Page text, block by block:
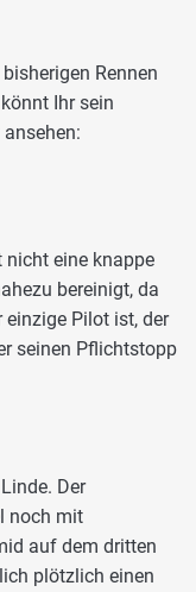
Rennen
Ihr sein
eine knappe
bereinigt, da
einzige Pilot ist, der
seinen Pflichtstopp
Der
noch mit
auf dem dritten
plötzlich einen